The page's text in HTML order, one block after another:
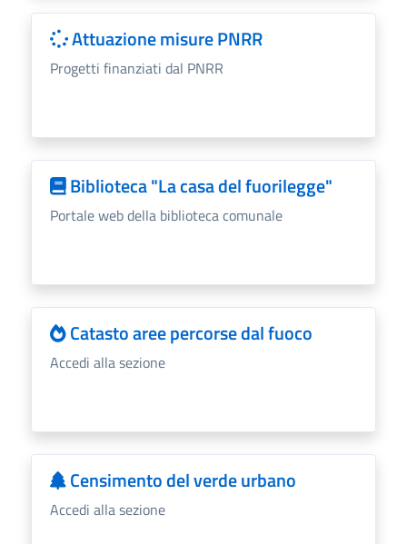
Attuazione misure PNRR
Progetti finanziati dal PNRR
Biblioteca "La casa del fuorilegge"
Portale web della biblioteca comunale
Catasto aree percorse dal fuoco
Accedi alla sezione
Censimento del verde urbano
Accedi alla sezione